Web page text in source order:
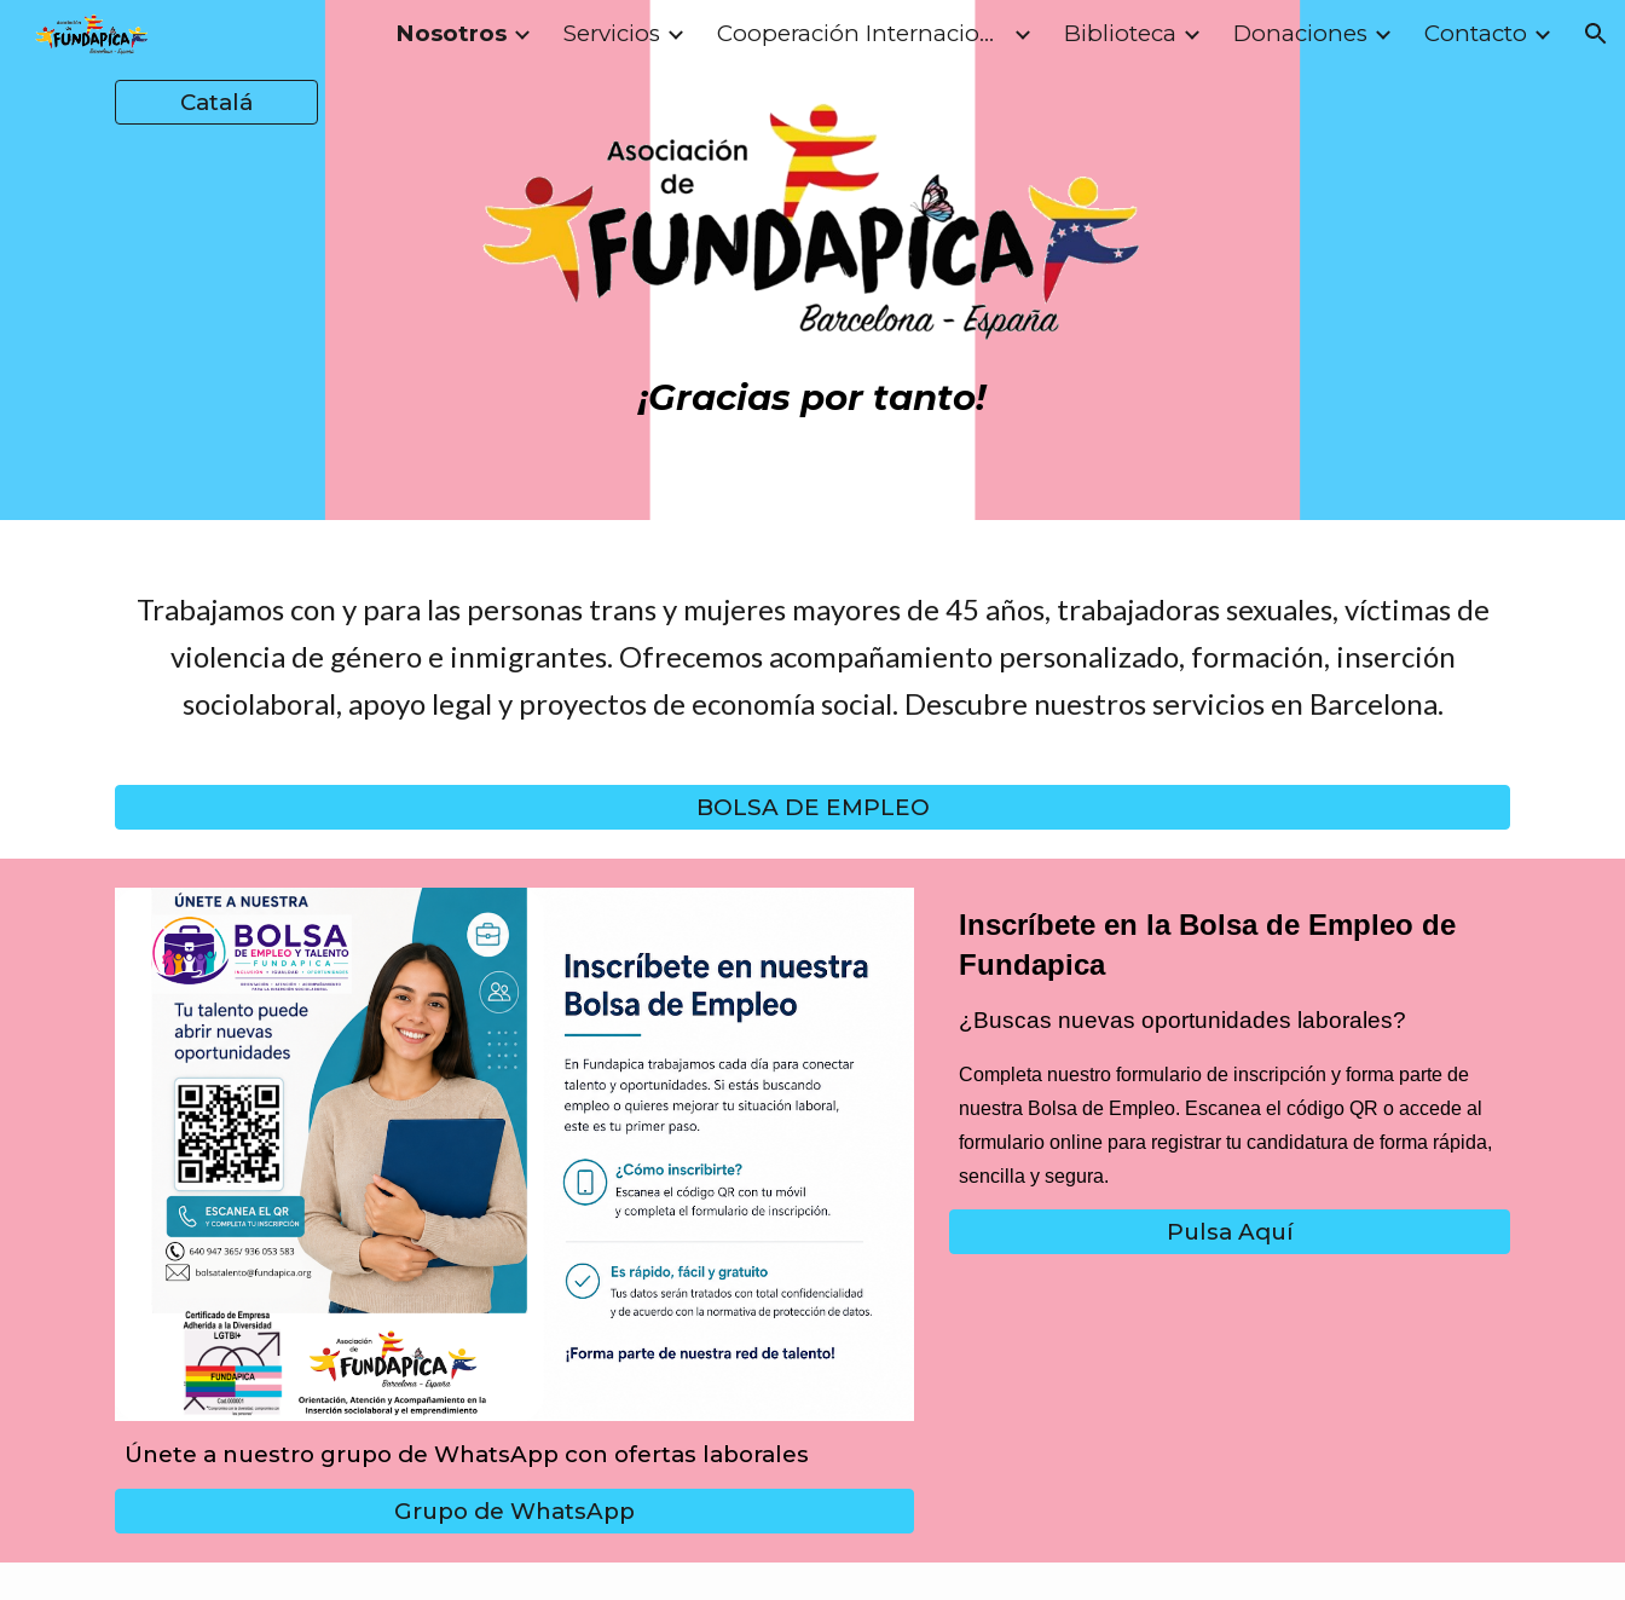
Skip to main content Skip to navigation
Nosotros Servicios Cooperación Internacional Biblioteca Donaciones Contacto
Catalá
¡Gracias por tanto!
Trabajamos con y para las personas trans y mujeres mayores de 45 años, trabajadoras sexuales, víctimas de
violencia de género e inmigrantes. Ofrecemos acompañamiento personalizado, formación, inserción
sociolaboral, apoyo legal y proyectos de economía social. Descubre nuestros servicios en Barcelona.
BOLSA DE EMPLEO
Únete a nuestro grupo de WhatsApp con ofertas laborales
Grupo de WhatsApp
Inscríbete en la Bolsa de Empleo de
Fundapica
¿Buscas nuevas oportunidades laborales?
Completa nuestro formulario de inscripción y forma parte de
nuestra Bolsa de Empleo. Escanea el código QR o accede al
formulario online para registrar tu candidatura de forma rápida,
sencilla y segura.
Pulsa Aquí